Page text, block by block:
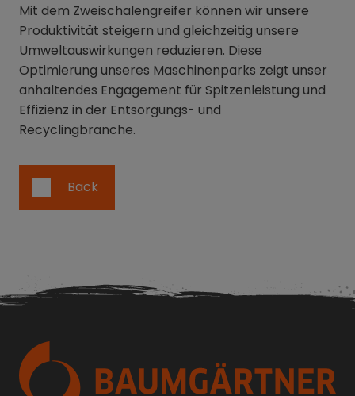
Mit dem Zweischalengreifer können wir unsere
Produktivität steigern und gleichzeitig unsere
Umweltauswirkungen reduzieren. Diese
Optimierung unseres Maschinenparks zeigt unser
anhaltendes Engagement für Spitzenleistung und
Effizienz in der Entsorgungs- und
Recyclingbranche.
Back